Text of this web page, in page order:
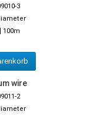
3
| 100m
wire
2